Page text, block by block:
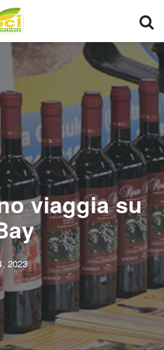
viaggia su
2023